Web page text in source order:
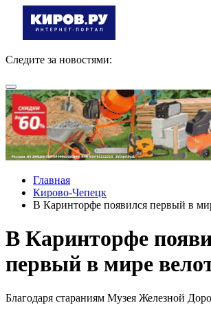
Следите за новостями:
Главная
Кирово-Чепецк
В Каринторфе появился первый в
В Каринторфе
первый в мире
Благодаря стараниям Музея Железной